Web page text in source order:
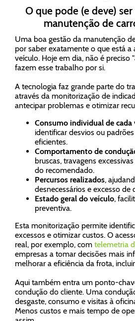
O que pode (e deve)
manutenção de
Uma boa gestão da manutenção
por saber exatamente o que está a
veículo. Hoje em dia, não é preciso
fazem esse trabalho por si.
A tecnologia faz grande parte do
através da monitorização de
antecipar problemas e otimizar
Consumo individual de cada
identificar desvios ou
eficientes.
Comportamento de
bruscas, travagens
do recomendado.
Percursos realizados,
desnecessários e excesso de
Estado geral do veículo,
preventiva.
Esta monitorização permite
excessos e otimizar custos. O
real, por exemplo, com telemetria
empresas a tomar decisões mais
melhorar a eficiência da frota,
Aqui também entra um ponto-
condução do cliente. Uma
desgaste, consumo e visitas à
Menos custos e mais tempo de